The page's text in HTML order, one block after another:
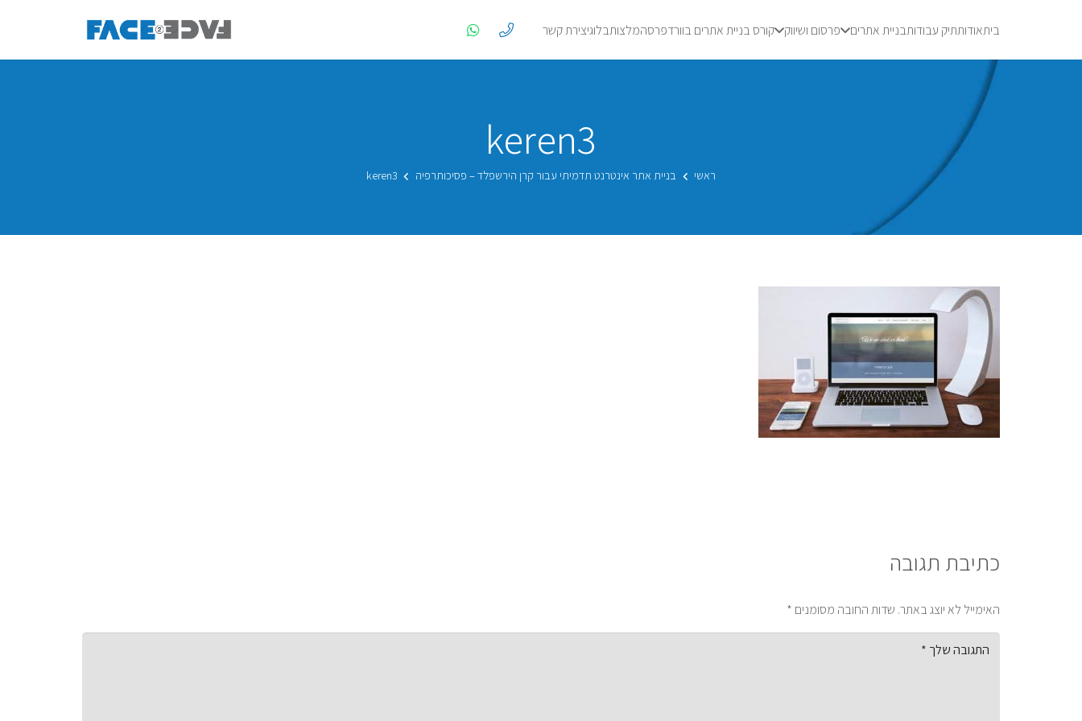
ביתאודותתיק עבודותבניית אתרים פרסום ושיווק קורס בניית אתרים בוורדפרסהמלצותבלוגיצירת קשר
keren3
ראשי בניית אתר אינטרנט תדמיתי עבור קרן הירשפלד – פסיכותרפיה keren3
כתיבת תגובה
האימייל לא יוצג באתר. שדות החובה מסומנים *